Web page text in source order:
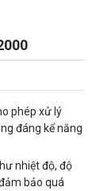
phép xử lý
đáng kể năng
nhiệt độ, độ
bảo quá